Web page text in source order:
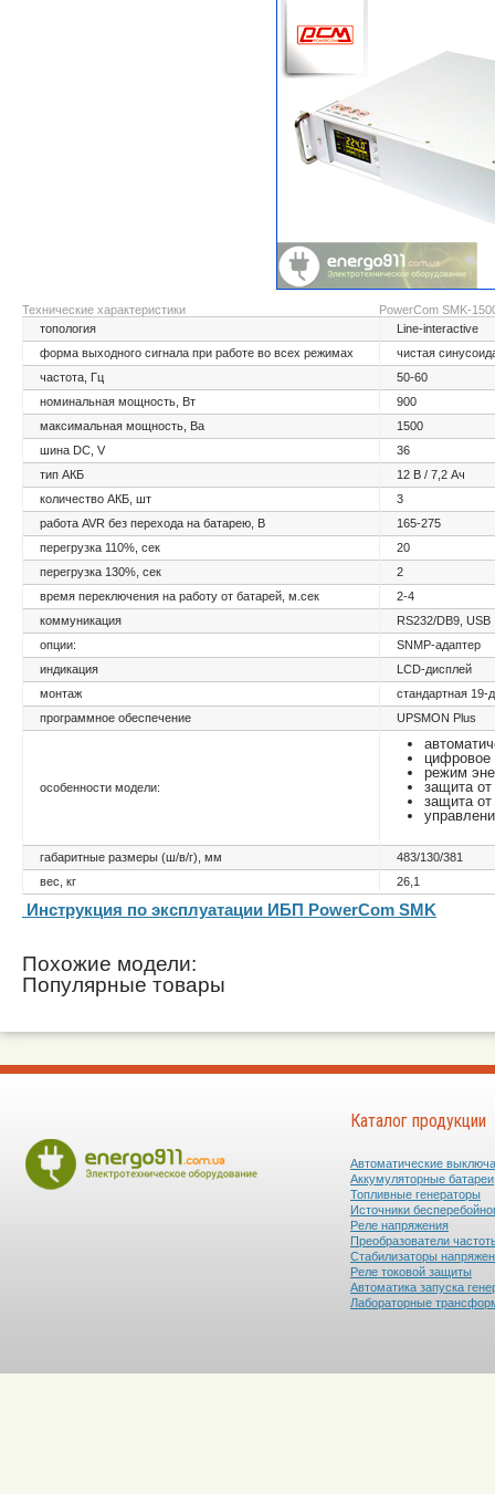
Технические характеристики
PowerCom SMK-
топология
Line-interactive
форма выходного сигнала при работе во всех режимах
чистая
частота, Гц
50-60
номинальная мощность, Вт
900
максимальная мощность, Ва
1500
шина DC, V
36
тип АКБ
12 В / 7,2 Ач
количество АКБ, шт
3
работа AVR без перехода на батарею, В
165-275
перегрузка 110%, сек
20
перегрузка 130%, сек
2
время переключения на работу от батарей, м.сек
2-4
коммуникация
RS232/DB9, USB
опции:
SNMP-адаптер
индикация
LCD-дисплей
монтаж
стандартная 19-
программное обеспечение
UPSMON Plus
особенности модели:
цифровое
режим
защита от
защита от
габаритные размеры (ш/в/г), мм
483/130/381
вес, кг
26,1
Инструкция по эксплуатации ИБП PowerCom SMK
Похожие модели:
Популярные товары
Каталог продукции
Автоматические
Аккумуляторные батареи
Топливные генераторы
Источники
Реле напряжения
Преобразователи
Стабилизаторы
Реле токовой защиты
Автоматика запуска
Лабораторные